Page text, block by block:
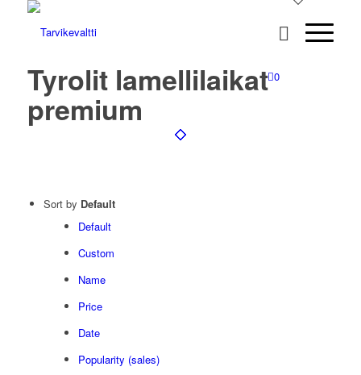
0
Tyrolit lamellilaikat
premium
Sort by Default
Default
Custom
Name
Price
Date
Popularity (sales)